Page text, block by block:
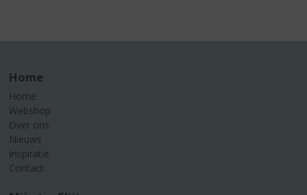
Home
Home
Webshop
Over ons
Nieuws
Inspiratie
Contact